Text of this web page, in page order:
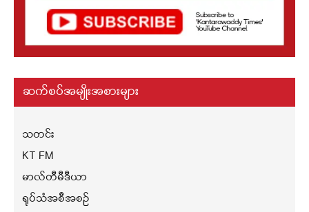
ဆက်စပ်အမျိုးအစားများ
သတင်း
KT FM
မာလ်တီမီဒီယာ
ရုပ်သံအစီအစဉ်